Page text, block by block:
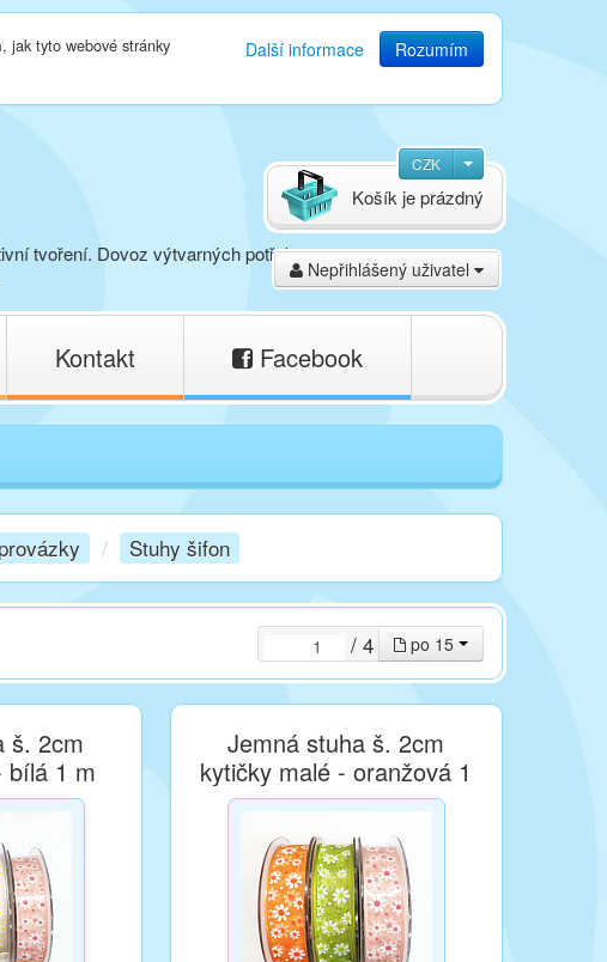
Další informace Rozumím
jak tyto webové stránky
CZK
Nepřihlášený uživatel
Košík je prázdný
tvoření. Dovoz výtvarných potřeb,
Kontakt Facebook
/ Stuhy šifon
po 15
/ 4
š. 2cm
bílá 1 m
Jemná stuha š. 2cm
kytičky malé - oranžová 1
m